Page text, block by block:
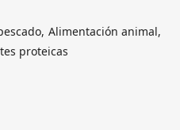
Alimentación animal,
proteicas